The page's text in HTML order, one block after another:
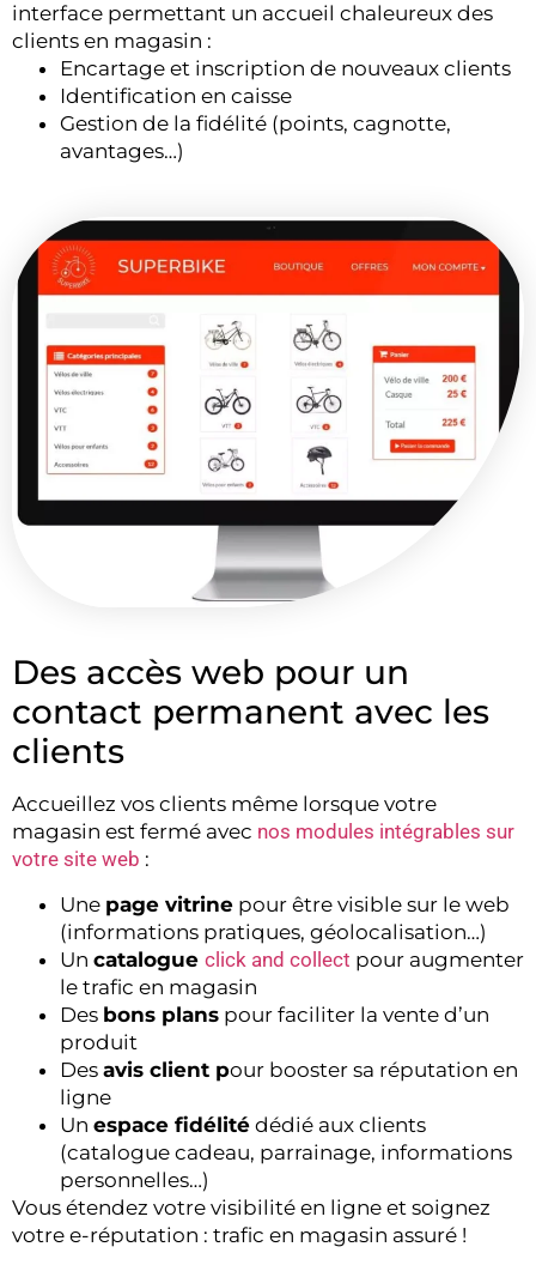
interface permettant un accueil chaleureux des
clients en magasin :
Encartage et inscription de nouveaux clients
Identification en caisse
Gestion de la fidélité (points, cagnotte,
avantages…)
Des accès web pour un
contact permanent avec les
clients
Accueillez vos clients même lorsque votre
magasin est fermé avec nos modules intégrables sur
votre site web :
Une page vitrine pour être visible sur le web
(informations pratiques, géolocalisation…)
Un catalogue click and collect pour augmenter
le trafic en magasin
Des bons plans pour faciliter la vente d’un
produit
Des avis client pour booster sa réputation en
ligne
Un espace fidélité dédié aux clients
(catalogue cadeau, parrainage, informations
personnelles…)
Vous étendez votre visibilité en ligne et soignez
votre e-réputation : trafic en magasin assuré !